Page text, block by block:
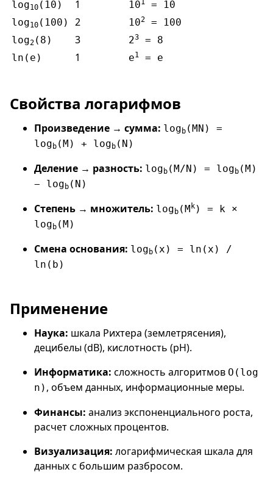
log10 (10) 1 10
= 10
log10 (100) 2 102
= 100
log2 (8) 3 23
= 8
ln(e)
1 e1 = e
Свойства логарифмов
Произведение → сумма: log b (MN) =
log b (M) + log b (N)
Деление → разность: log b (M/N) = log b (M)
− log b (N)
Степень → множитель: log b (M k ) = k ×
log b (M)
Смена основания: log b (x) = ln(x) /
ln(b)
Применение
Наука: шкала Рихтера (землетрясения),
децибелы (dB), кислотность (pH).
Информатика: сложность алгоритмов O(log
n) , объем данных, информационные меры.
Финансы: анализ экспоненциального роста,
расчет сложных процентов.
Визуализация: логарифмическая шкала для
данных с большим разбросом.